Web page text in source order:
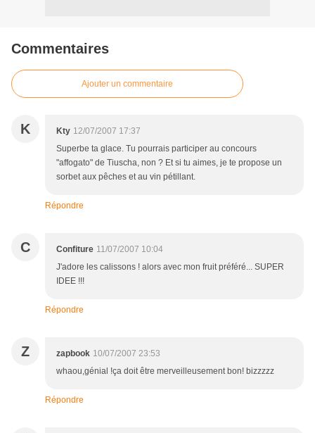
Commentaires
Ajouter un commentaire
K Kty 12/07/2007 17:37
Superbe ta glace. Tu pourrais participer au concours
"affogato" de Tiuscha, non ? Et si tu aimes, je te propose un
sorbet aux pêches et au vin pétillant.
Répondre
C Confiture 11/07/2007 10:04
J'adore les calissons ! alors avec mon fruit préféré... SUPER
IDEE !!!
Répondre
Z zapbook 10/07/2007 23:53
whaou,génial !ça doit être merveilleusement bon! bizzzzz
Répondre